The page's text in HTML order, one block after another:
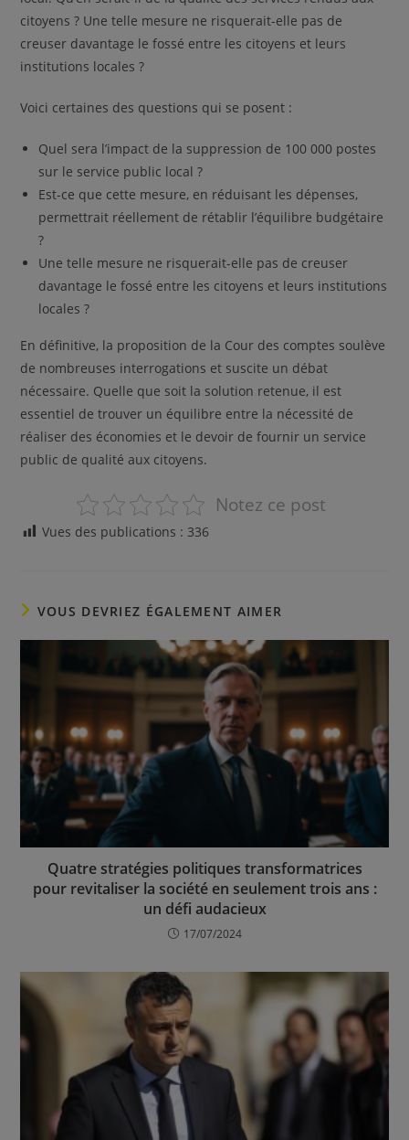
citoyens ? Une telle mesure ne risquerait-elle pas de
creuser davantage le fossé entre les citoyens et leurs
institutions locales ?
Voici certaines des questions qui se posent :
Quel sera l’impact de la suppression de 100 000 postes
sur le service public local ?
Est-ce que cette mesure, en réduisant les dépenses,
permettrait réellement de rétablir l’équilibre budgétaire
?
Une telle mesure ne risquerait-elle pas de creuser
davantage le fossé entre les citoyens et leurs institutions
locales ?
En définitive, la proposition de la Cour des comptes soulève
de nombreuses interrogations et suscite un débat
nécessaire. Quelle que soit la solution retenue, il est
essentiel de trouver un équilibre entre la nécessité de
réaliser des économies et le devoir de fournir un service
public de qualité aux citoyens.
Notez ce post
Vues des publications : 336
VOUS DEVRIEZ ÉGALEMENT AIMER
Quatre stratégies politiques transformatrices
pour revitaliser la société en seulement trois ans :
un défi audacieux
17/07/2024